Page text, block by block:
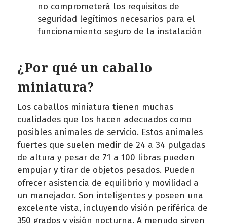
no comprometerá los requisitos de
seguridad legítimos necesarios para el
funcionamiento seguro de la instalación
¿Por qué un caballo
miniatura?
Los caballos miniatura tienen muchas
cualidades que los hacen adecuados como
posibles animales de servicio. Estos animales
fuertes que suelen medir de 24 a 34 pulgadas
de altura y pesar de 71 a 100 libras pueden
empujar y tirar de objetos pesados. Pueden
ofrecer asistencia de equilibrio y movilidad a
un manejador. Son inteligentes y poseen una
excelente vista, incluyendo visión periférica de
350 grados y visión nocturna. A menudo sirven